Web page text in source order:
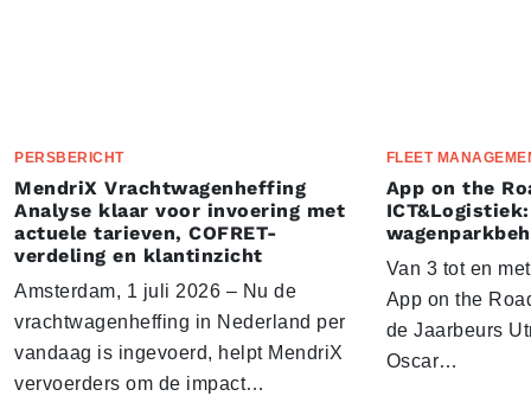
PERSBERICHT
MendriX Vrachtwagenheffing
Analyse klaar voor invoering met
actuele tarieven, COFRET-
verdeling en klantinzicht
Amsterdam, 1 juli 2026 – Nu de
vrachtwagenheffing in Nederland per
vandaag is ingevoerd, helpt MendriX
vervoerders om de impact…
FLEET
App on the
Van 3 tot en
App on the
de Jaarbeurs
Oscar…